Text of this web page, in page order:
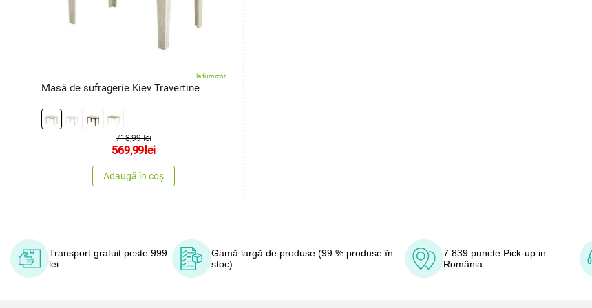
la furnizor
Masă de sufragerie Kiev Travertine
718,99 lei
569,99lei
Adaugă în coș
Transport gratuit peste 999
lei
Gamă largă de produse (99 % produse în
stoc)
7 839 puncte Pick-up in
România